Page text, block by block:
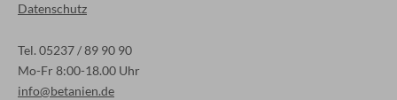
Datenschutz
Tel. 05237 / 89 90 90
Mo-Fr 8:00-18.00 Uhr
info@betanien.de